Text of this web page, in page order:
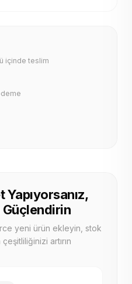
içinde teslim
Yapıyorsanız,
Güçlendirin
yeni ürün ekleyin, stok
artırın